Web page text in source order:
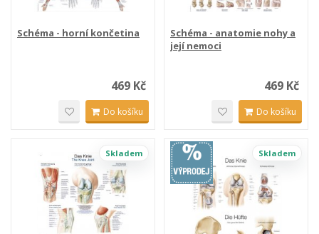
Schéma - horní končetina
469 Kč
Do košíku
Schéma - anatomie nohy a
její nemoci
469 Kč
Do košíku
Skladem Skladem